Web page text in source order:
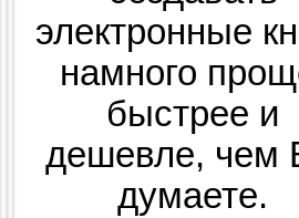
электронные
намного
быстрее и
дешевле, чем
думаете.